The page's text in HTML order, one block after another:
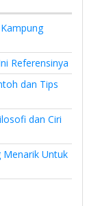
Referensinya
dan Tips
dan Ciri
Menarik Untuk